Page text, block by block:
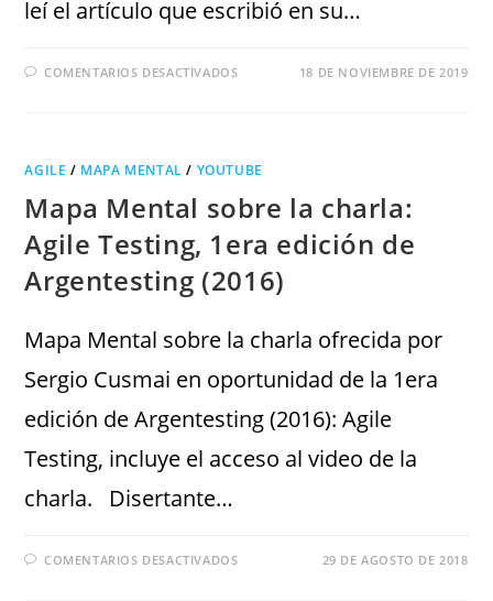
leí el artículo que escribió en su…
COMENTARIOS DESACTIVADOS 18 DE NOVIEMBRE DE 2019
AGILE / MAPA MENTAL / YOUTUBE
Mapa Mental sobre la charla:
Agile Testing, 1era edición de
Argentesting (2016)
Mapa Mental sobre la charla ofrecida por
Sergio Cusmai en oportunidad de la 1era
edición de Argentesting (2016): Agile
Testing, incluye el acceso al video de la
charla. Disertante…
COMENTARIOS DESACTIVADOS 29 DE AGOSTO DE 2018